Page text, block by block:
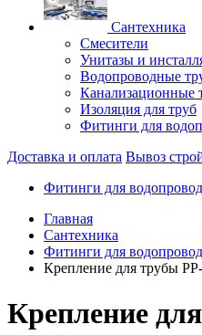
Сантехника
Смесители
Унитазы и
Водопроводные
Канализационные
Изоляция для труб
Фитинги для
Доставка и оплата Вывоз
Фитинги для
Главная
Сантехника
Фитинги для
Крепление для трубы
Крепление